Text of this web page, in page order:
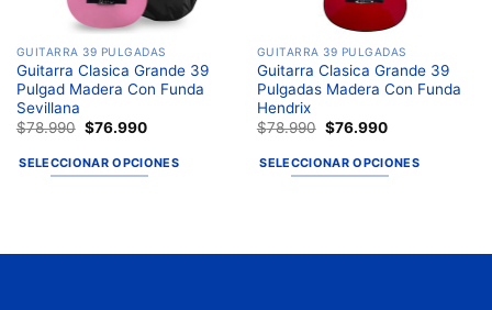
GUITARRA 39 PULGADAS
Guitarra Clasica Grande 39
Pulgad Madera Con Funda
Sevillana
$78.990 $76.990
SELECCIONAR OPCIONES
GUITARRA 39 PULGADAS
Guitarra Clasica Grande 39
Pulgadas Madera Con Funda
Hendrix
$78.990 $76.990
SELECCIONAR OPCIONES